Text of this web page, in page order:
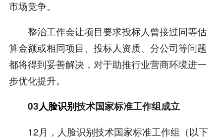
市场竞争。
整治工作会让项目要求投标人曾接过同等估
算金额或相同项目、投标人资质、分公司等问题
都将得到妥善解决，对于助推行业营商环境进一
步优化提升。
03人脸识别技术国家标准工作组成立
12月，人脸识别技术国家标准工作组（以下